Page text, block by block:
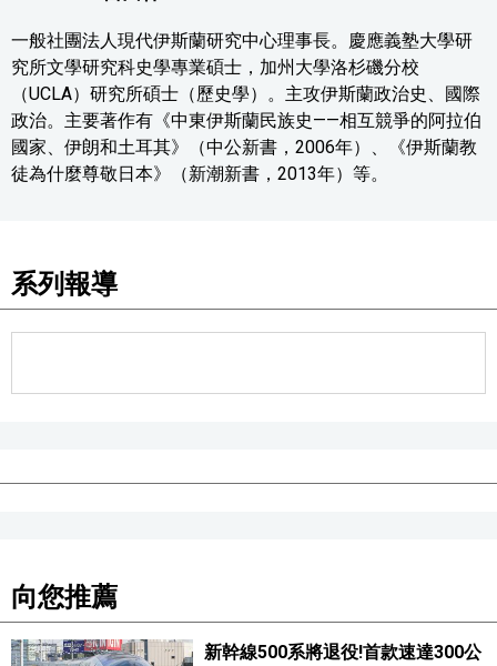
一般社團法人現代伊斯蘭研究中心理事長。慶應義塾大學研
究所文學研究科史學專業碩士，加州大學洛杉磯分校
（UCLA）研究所碩士（歷史學）。主攻伊斯蘭政治史、國際
政治。主要著作有《中東伊斯蘭民族史——相互競爭的阿拉伯
國家、伊朗和土耳其》（中公新書，2006年）、《伊斯蘭教
徒為什麼尊敬日本》（新潮新書，2013年）等。
系列報導
向您推薦
新幹線500系將退役!首款速達300公